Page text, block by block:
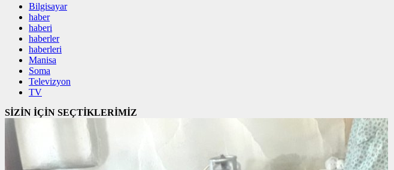
Bilgisayar
haber
haberi
haberler
haberleri
Manisa
Soma
Televizyon
TV
SİZİN İÇİN SEÇTİKLERİMİZ